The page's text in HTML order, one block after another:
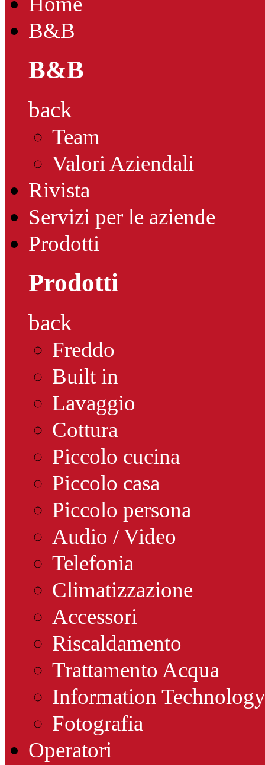
B&B
B&B
back
Team
Valori Aziendali
Rivista
Servizi per le aziende
Prodotti
Prodotti
back
Freddo
Built in
Lavaggio
Cottura
Piccolo cucina
Piccolo casa
Piccolo persona
Audio / Video
Telefonia
Climatizzazione
Accessori
Riscaldamento
Trattamento Acqua
Information Technology
Fotografia
Operatori